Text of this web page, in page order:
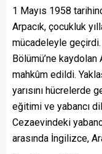
1 Mayıs 1958
Arpacık, çocukluk
mücadeleyle
Bölümü’ne kaydolan
mahkûm edildi.
yarısını hücrelerde
eğitimi ve yabancı
Cezaevindeki
arasında İngilizce,